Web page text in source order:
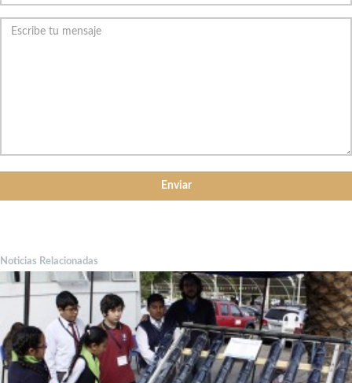
Noticias Relacionadas